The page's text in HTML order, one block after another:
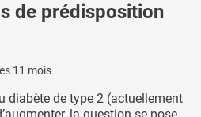
de prédisposition
11 mois
diabète de type 2 (actuellement